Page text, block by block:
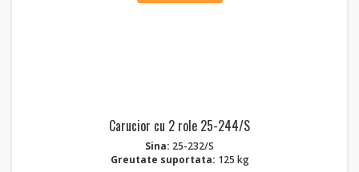
Carucior cu 2 role 25-244/S
Sina: 25-232/S
Greutate suportata: 125 kg